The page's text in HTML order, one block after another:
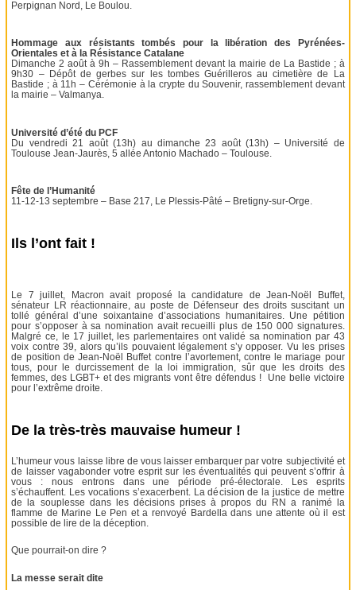
Perpignan Nord, Le Boulou.
Hommage aux résistants tombés pour la libération des Pyrénées-
Orientales et à la Résistance Catalane
Dimanche 2 août à 9h – Rassemblement devant la mairie de La Bastide ; à
9h30 – Dépôt de gerbes sur les tombes Guérilleros au cimetière de La
Bastide ; à 11h – Cérémonie à la crypte du Souvenir, rassemblement devant
la mairie – Valmanya.
Université d’été du PCF
Du vendredi 21 août (13h) au dimanche 23 août (13h) – Université de
Toulouse Jean-Jaurès, 5 allée Antonio Machado – Toulouse.
Fête de l’Humanité
11-12-13 septembre – Base 217, Le Plessis-Pâté – Bretigny-sur-Orge.
Ils l’ont fait !
Le 7 juillet, Macron avait proposé la candidature de Jean-Noël Buffet,
sénateur LR réactionnaire, au poste de Défenseur des droits suscitant un
tollé général d’une soixantaine d’associations humanitaires. Une pétition
pour s’opposer à sa nomination avait recueilli plus de 150 000 signatures.
Malgré ce, le 17 juillet, les parlementaires ont validé sa nomination par 43
voix contre 39, alors qu’ils pouvaient légalement s’y opposer. Vu les prises
de position de Jean-Noël Buffet contre l’avortement, contre le mariage pour
tous, pour le durcissement de la loi immigration, sûr que les droits des
femmes, des LGBT+ et des migrants vont être défendus ! Une belle victoire
pour l’extrême droite.
De la très-très mauvaise humeur !
L’humeur vous laisse libre de vous laisser embarquer par votre subjectivité et
de laisser vagabonder votre esprit sur les éventualités qui peuvent s’offrir à
vous : nous entrons dans une période pré-électorale. Les esprits
s’échauffent. Les vocations s’exacerbent. La décision de la justice de mettre
de la souplesse dans les décisions prises à propos du RN a ranimé la
flamme de Marine Le Pen et a renvoyé Bardella dans une attente où il est
possible de lire de la déception.
Que pourrait-on dire ?
La messe serait dite